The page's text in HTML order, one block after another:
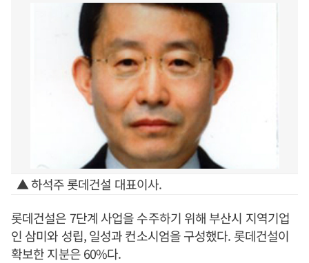
▲ 하석주 롯데건설 대표이사.
롯데건설은 7단계 사업을 수주하기 위해 부산시 지역기업
인 삼미와 성립, 일성과 컨소시엄을 구성했다. 롯데건설이
확보한 지분은 60%다.